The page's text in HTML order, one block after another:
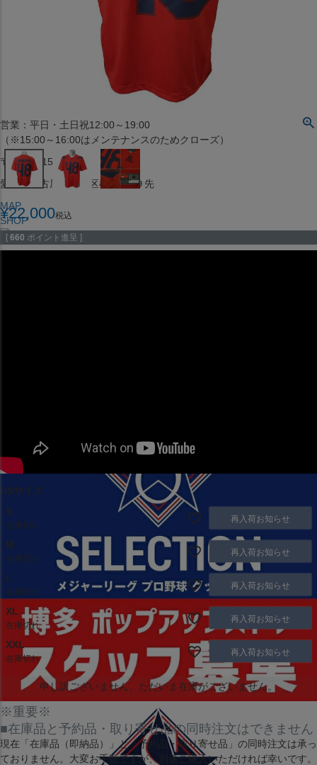
東京都千代田区神田三崎町２丁目２２−１ 1F
営業：平日・土日祝12:00～19:00
（※15:00～16:00はメンテナンスのためクローズ）
〒453-0015
愛知県名古屋市中村区椿町６−９先
MAP
SHOP
¥22,000税込
[ 660 ポイント進呈 ]
USサイズ
S
在庫切れ
再入荷お知らせ
M
在庫切れ
再入荷お知らせ
L
在庫切れ
再入荷お知らせ
XL
在庫切れ
再入荷お知らせ
XXL
在庫切れ
再入荷お知らせ
申し訳ございません。ただいま在庫がございません。
※重要※
■在庫品と予約品・取り寄せ品の同時注文はできません
現在 「在庫品（即納品）」 と「予約品・取り寄せ品」 の同時注文は承っ
ておりません。大変お手数ですが、別途ご購入いただければ幸いです。